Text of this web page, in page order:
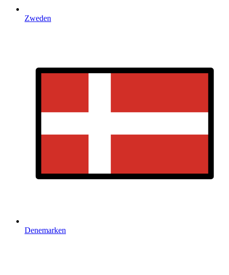
Zweden
Denemarken